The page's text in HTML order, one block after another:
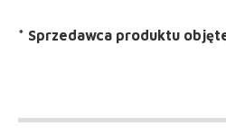
* Sprzedawca produktu